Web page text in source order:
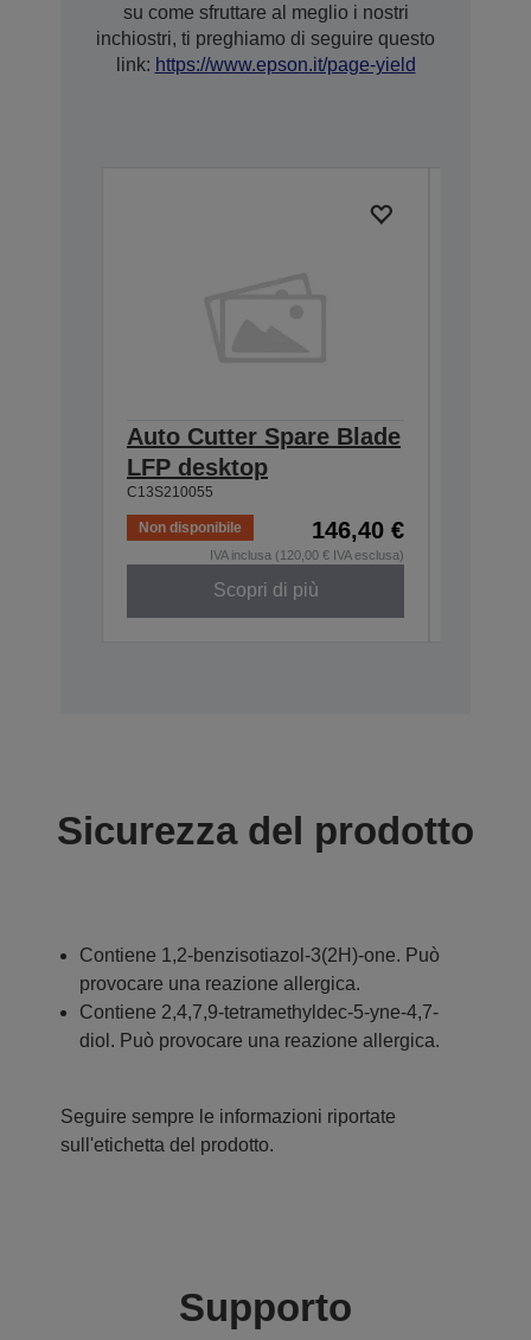
su come sfruttare al meglio i nostri
inchiostri, ti preghiamo di seguire questo
link: https://www.epson.it/page-yield
Auto Cutter Spare Blade
LFP desktop
C13S210055
Non disponibile 146,40 €
IVA inclusa (120,00 € IVA esclusa)
Scopri di più
Sicurezza del prodotto
Contiene 1,2-benzisotiazol-3(2H)-one. Può
provocare una reazione allergica.
Contiene 2,4,7,9-tetramethyldec-5-yne-4,7-
diol. Può provocare una reazione allergica.
Seguire sempre le informazioni riportate
sull'etichetta del prodotto.
Supporto